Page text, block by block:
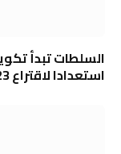
السلطات تبدأ
استعدادا لاقتراع 23 شتنبر